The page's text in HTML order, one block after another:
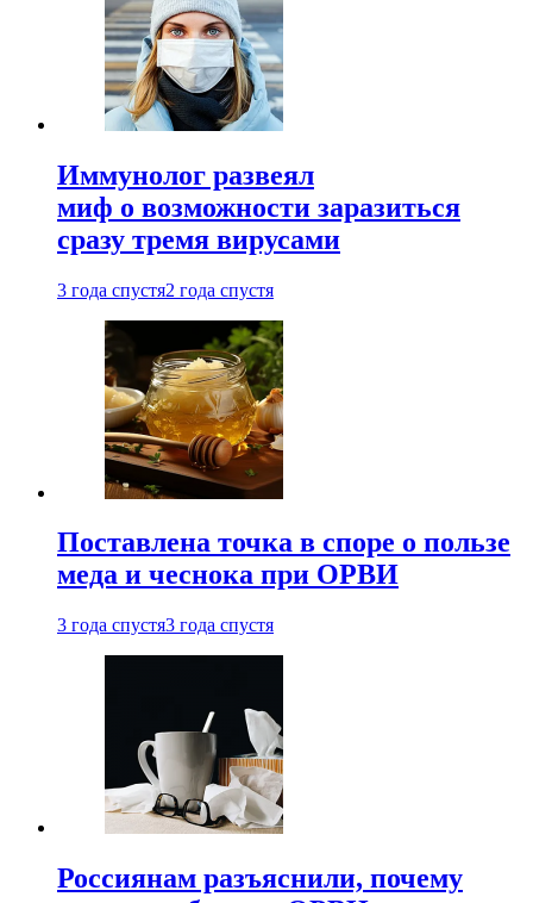
Иммунолог развеял
миф о возможности заразиться
сразу тремя вирусами
3 года спустя2 года спустя
Поставлена точка в споре о пользе
меда и чеснока при ОРВИ
3 года спустя3 года спустя
Россиянам разъяснили, почему